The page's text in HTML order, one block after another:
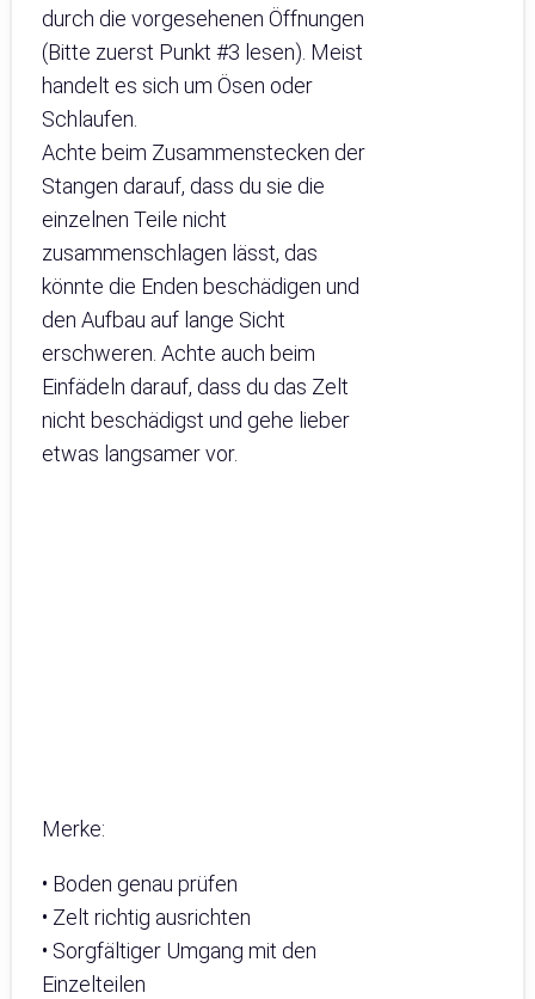
durch die vorgesehenen Öffnungen
(Bitte zuerst Punkt #3 lesen). Meist
handelt es sich um Ösen oder
Schlaufen.
Achte beim Zusammenstecken der
Stangen darauf, dass du sie die
einzelnen Teile nicht
zusammenschlagen lässt, das
könnte die Enden beschädigen und
den Aufbau auf lange Sicht
erschweren. Achte auch beim
Einfädeln darauf, dass du das Zelt
nicht beschädigst und gehe lieber
etwas langsamer vor.
Merke:
• Boden genau prüfen
• Zelt richtig ausrichten
• Sorgfältiger Umgang mit den
Einzelteilen